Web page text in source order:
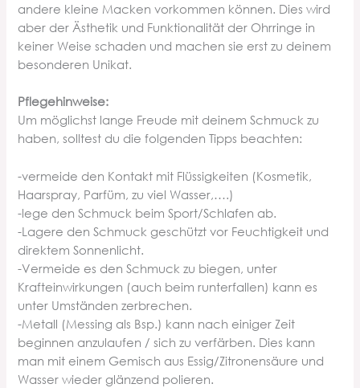
andere kleine Macken vorkommen können. Dies wird
aber der Ästhetik und Funktionalität der Ohrringe in
keiner Weise schaden und machen sie erst zu deinem
besonderen Unikat.
Pflegehinweise:
Um möglichst lange Freude mit deinem Schmuck zu
haben, solltest du die folgenden Tipps beachten:
-vermeide den Kontakt mit Flüssigkeiten (Kosmetik,
Haarspray, Parfüm, zu viel Wasser,….)
-lege den Schmuck beim Sport/Schlafen ab.
-Lagere den Schmuck geschützt vor Feuchtigkeit und
direktem Sonnenlicht.
-Vermeide es den Schmuck zu biegen, unter
Krafteinwirkungen (auch beim runterfallen) kann es
unter Umständen zerbrechen.
-Metall (Messing als Bsp.) kann nach einiger Zeit
beginnen anzulaufen / sich zu verfärben. Dies kann
man mit einem Gemisch aus Essig/Zitronensäure und
Wasser wieder glänzend polieren.